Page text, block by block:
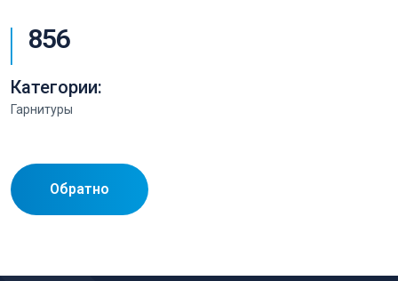
856
Категории:
Гарнитуры
Обратно